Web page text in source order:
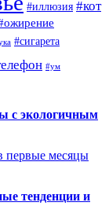
#иллюзия #кот
#сигарета
#ум
с экологичным
первые месяцы
тенденции и